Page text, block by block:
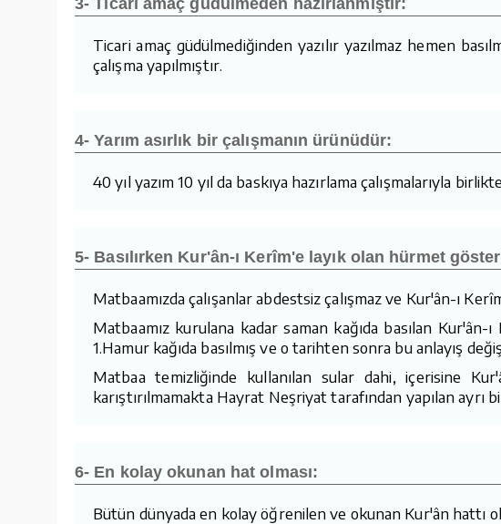
Ticari amaç güdülmediğinden yazılır yazılmaz hemen
çalışma yapılmıştır.
4- Yarım asırlık bir çalışmanın ürünüdür:
40 yıl yazım 10 yıl da baskıya hazırlama çalışmalarıyla
5- Basılırken Kur'ân-ı Kerîm'e layık olan hürmet
Matbaamızda çalışanlar abdestsiz çalışmaz ve Kur'ân-ı
Matbaamız kurulana kadar saman kağıda basılan
1.Hamur kağıda basılmış ve o tarihten sonra bu anlayış
Matbaa temizliğinde kullanılan sular dahi, içerisine
karıştırılmamakta Hayrat Neşriyat tarafından yapılan ayrı
6- En kolay okunan hat olması:
Bütün dünyada en kolay öğrenilen ve okunan Kur'ân hattı